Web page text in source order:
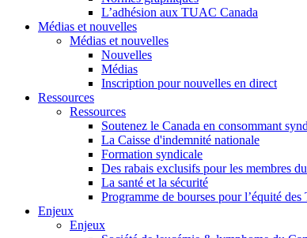
L’adhésion aux TUAC Canada
Médias et nouvelles
Médias et nouvelles
Nouvelles
Médias
Inscription pour nouvelles en direct
Ressources
Ressources
Soutenez le Canada en consommant
La Caisse d'indemnité nationale
Formation syndicale
Des rabais exclusifs pour les membres
La santé et la sécurité
Programme de bourses pour l’équité
Enjeux
Enjeux